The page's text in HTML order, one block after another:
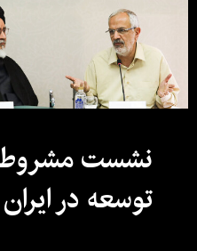
نشست
توسعه در ایران